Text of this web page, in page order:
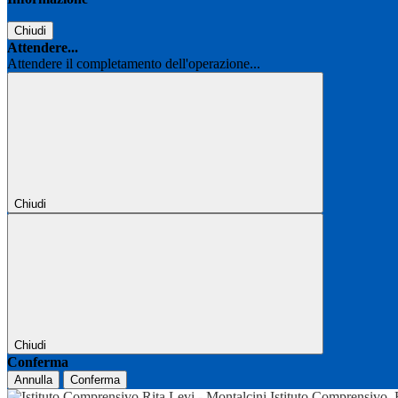
Chiudi
Attendere...
Attendere il completamento dell'operazione...
Chiudi
Chiudi
Conferma
Annulla Conferma